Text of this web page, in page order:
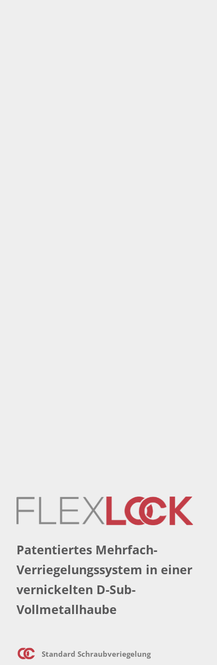
Patentiertes Mehrfach-
Verriegelungssystem in einer
vernickelten D-Sub-
Vollmetallhaube
Standard Schraubveriegelung